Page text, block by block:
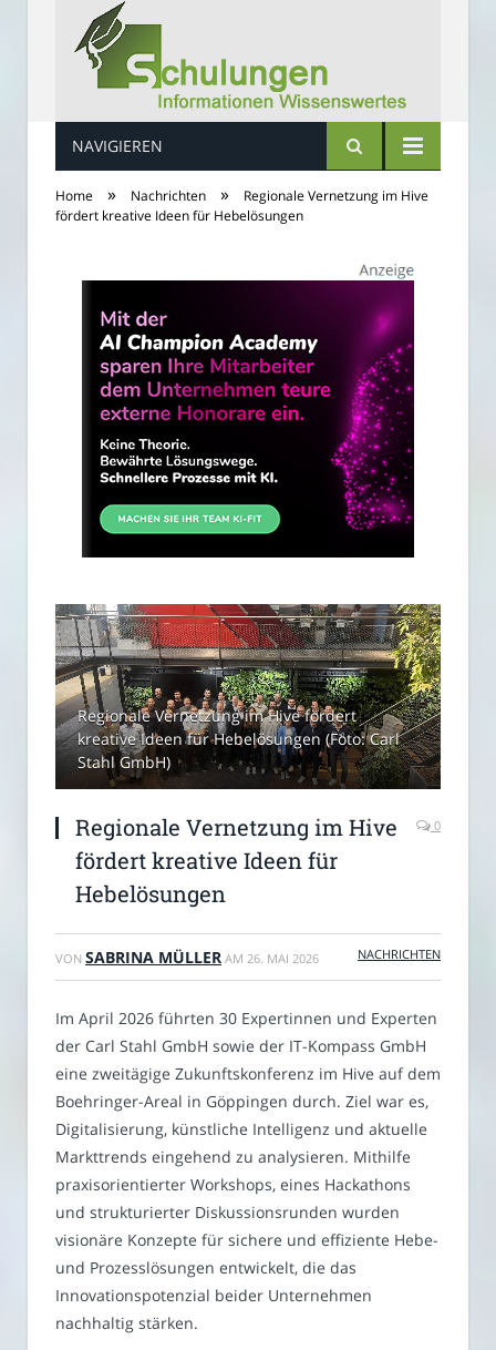
Schulungs Infos
NAVIGIEREN
Home » Nachrichten »
Regionale Vernetzung im Hive
fördert kreative Ideen für Hebelösungen
Regionale Vernetzung im Hive fördert
kreative Ideen für Hebelösungen (Foto: Carl
Stahl GmbH)
Regionale Vernetzung im Hive
fördert kreative Ideen für
Hebelösungen
0
VON SABRINA MÜLLER AM 26. MAI 2026 NACHRICHTEN
Im April 2026 führten 30 Expertinnen und Experten
der Carl Stahl GmbH sowie der IT-Kompass GmbH
eine zweitägige Zukunftskonferenz im Hive auf dem
Boehringer-Areal in Göppingen durch. Ziel war es,
Digitalisierung, künstliche Intelligenz und aktuelle
Markttrends eingehend zu analysieren. Mithilfe
praxisorientierter Workshops, eines Hackathons
und strukturierter Diskussionsrunden wurden
visionäre Konzepte für sichere und effiziente Hebe-
und Prozesslösungen entwickelt, die das
Innovationspotenzial beider Unternehmen
nachhaltig stärken.